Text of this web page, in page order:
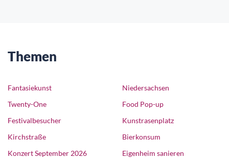
Themen
Fantasiekunst
Twenty-One
Festivalbesucher
Kirchstraße
Konzert September 2026
Niedersachsen
Food Pop-up
Kunstrasenplatz
Bierkonsum
Eigenheim sanieren